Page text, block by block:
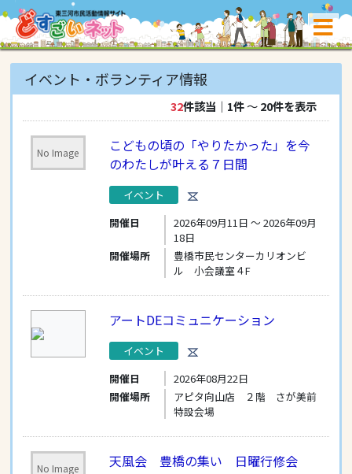
イベント・ボランティア情報
32件該当 ｜ 1件〜20件を表示
No Image
こどもの頃の「やりたかった」を今
のわたしが叶える７日間
イベント
開催日
2026年09月11日 〜 2026年09月
18日
開催場所
豊橋市民センターカリオンビ
ル 小会議室４F
アートDEコミュニケーション
イベント
開催日
2026年08月22日
開催場所
アピタ向山店 ２階 さが美前
特設会場
No Image
天風会 豊橋の集い 日曜行修会